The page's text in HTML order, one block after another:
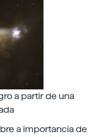
a partir de una
a importancia de